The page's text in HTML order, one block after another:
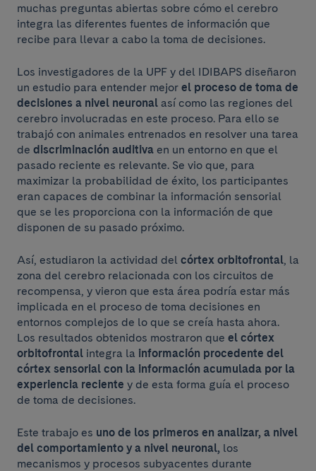
muchas preguntas abiertas sobre cómo el cerebro
integra las diferentes fuentes de información que
recibe para llevar a cabo la toma de decisiones.
Los investigadores de la UPF y del IDIBAPS diseñaron
un estudio para entender mejor el proceso de toma de
decisiones a nivel neuronal así como las regiones del
cerebro involucradas en este proceso. Para ello se
trabajó con animales entrenados en resolver una tarea
de discriminación auditiva en un entorno en que el
pasado reciente es relevante. Se vio que, para
maximizar la probabilidad de éxito, los participantes
eran capaces de combinar la información sensorial
que se les proporciona con la información de que
disponen de su pasado próximo.
Así, estudiaron la actividad del córtex orbitofrontal , la
zona del cerebro relacionada con los circuitos de
recompensa, y vieron que esta área podría estar más
implicada en el proceso de toma decisiones en
entornos complejos de lo que se creía hasta ahora.
Los resultados obtenidos mostraron que el córtex
orbitofrontal integra la información procedente del
córtex sensorial con la información acumulada por la
experiencia reciente y de esta forma guía el proceso
de toma de decisiones.
Este trabajo es uno de los primeros en analizar, a nivel
del comportamiento y a nivel neuronal, los
mecanismos y procesos subyacentes durante